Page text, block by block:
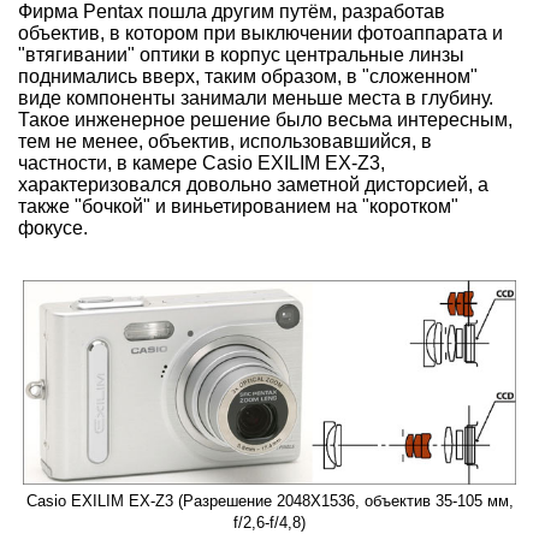
Фирма Pentax пошла другим путём, разработав
объектив, в котором при выключении фотоаппарата и
"втягивании" оптики в корпус центральные линзы
поднимались вверх, таким образом, в "сложенном"
виде компоненты занимали меньше места в глубину.
Такое инженерное решение было весьма интересным,
тем не менее, объектив, использовавшийся, в
частности, в камере Casio EXILIM EX-Z3,
характеризовался довольно заметной дисторсией, а
также "бочкой" и виньетированием на "коротком"
фокусе.
Casio EXILIM EX-Z3 (Разрешение 2048X1536, объектив 35-105 мм,
f/2,6-f/4,8)